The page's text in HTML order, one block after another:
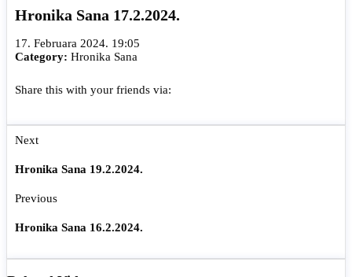
Hronika Sana 17.2.2024.
17. Februara 2024. 19:05
Category: Hronika Sana
Share this with your friends via:
Next
Hronika Sana 19.2.2024.
Previous
Hronika Sana 16.2.2024.